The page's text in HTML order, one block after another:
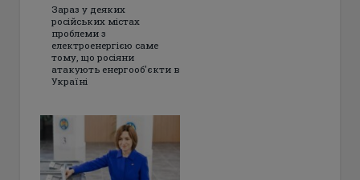
Зараз у деяких
російських містах
проблеми з
електроенергією саме
тому, що росіяни
атакують енергооб'єкти в
Україні